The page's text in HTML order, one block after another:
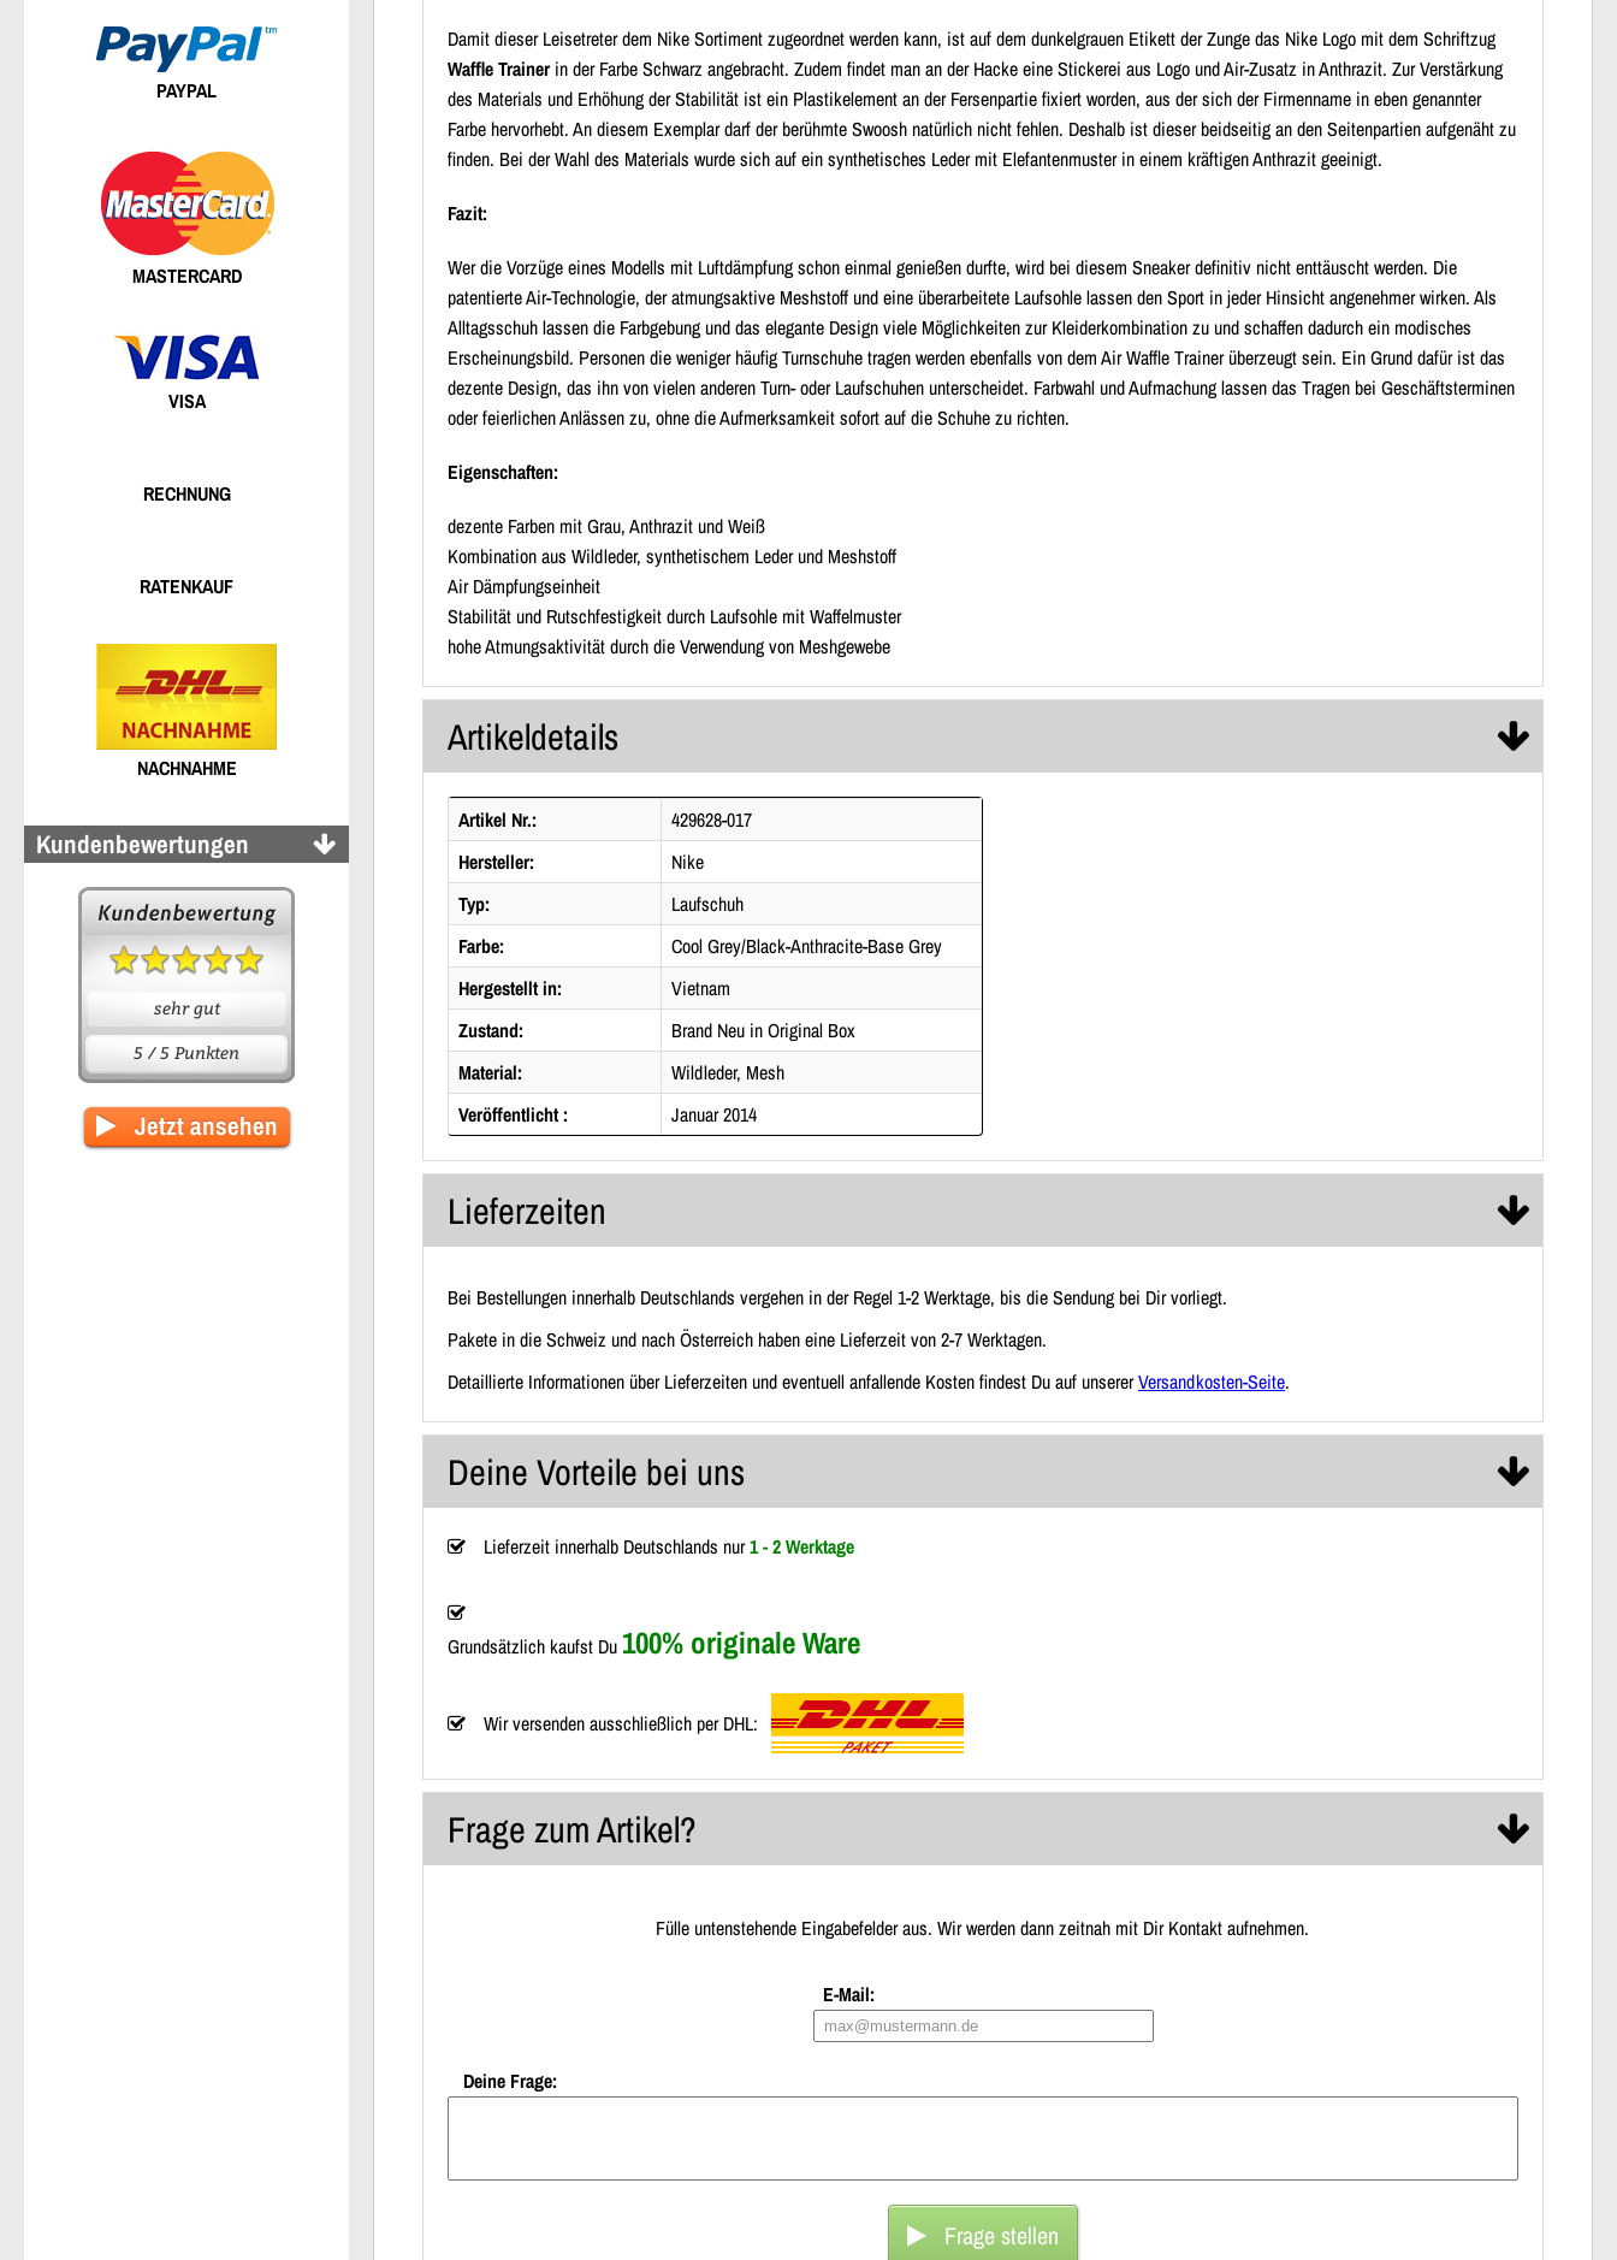
PAYPAL
MASTERCARD
VISA
RECHNUNG
RATENKAUF
NACHNAHME
Kundenbewertungen
sehr gut
5 / 5 Punkten
Jetzt ansehen
Damit dieser Leisetreter dem Nike Sortiment zugeordnet werden kann, ist auf dem dunkelgrauen Etikett der Zunge das Nike Logo mit dem Schriftzug
Waffle Trainer in der Farbe Schwarz angebracht. Zudem findet man an der Hacke eine Stickerei aus Logo und Air-Zusatz in Anthrazit. Zur Verstärkung
des Materials und Erhöhung der Stabilität ist ein Plastikelement an der Fersenpartie fixiert worden, aus der sich der Firmenname in eben genannter
Farbe hervorhebt. An diesem Exemplar darf der berühmte Swoosh natürlich nicht fehlen. Deshalb ist dieser beidseitig an den Seitenpartien aufgenäht zu
finden. Bei der Wahl des Materials wurde sich auf ein synthetisches Leder mit Elefantenmuster in einem kräftigen Anthrazit geeinigt.
Fazit:
Wer die Vorzüge eines Modells mit Luftdämpfung schon einmal genießen durfte, wird bei diesem Sneaker definitiv nicht enttäuscht werden. Die
patentierte Air-Technologie, der atmungsaktive Meshstoff und eine überarbeitete Laufsohle lassen den Sport in jeder Hinsicht angenehmer wirken. Als
Alltagsschuh lassen die Farbgebung und das elegante Design viele Möglichkeiten zur Kleiderkombination zu und schaffen dadurch ein modisches
Erscheinungsbild. Personen die weniger häufig Turnschuhe tragen werden ebenfalls von dem Air Waffle Trainer überzeugt sein. Ein Grund dafür ist das
dezente Design, das ihn von vielen anderen Turn- oder Laufschuhen unterscheidet. Farbwahl und Aufmachung lassen das Tragen bei Geschäftsterminen
oder feierlichen Anlässen zu, ohne die Aufmerksamkeit sofort auf die Schuhe zu richten.
Eigenschaften:
dezente Farben mit Grau, Anthrazit und Weiß
Kombination aus Wildleder, synthetischem Leder und Meshstoff
Air Dämpfungseinheit
Stabilität und Rutschfestigkeit durch Laufsohle mit Waffelmuster
hohe Atmungsaktivität durch die Verwendung von Meshgewebe
Artikeldetails
Artikel Nr.:
429628-017
Hersteller:
Nike
Typ:
Laufschuh
Farbe:
Cool Grey/Black-Anthracite-Base Grey
Hergestellt in:
Vietnam
Zustand:
Brand Neu in Original Box
Material:
Wildleder, Mesh
Veröffentlicht :
Januar 2014
Lieferzeiten
Bei Bestellungen innerhalb Deutschlands vergehen in der Regel 1-2 Werktage, bis die Sendung bei Dir vorliegt.
Pakete in die Schweiz und nach Österreich haben eine Lieferzeit von 2-7 Werktagen.
Detaillierte Informationen über Lieferzeiten und eventuell anfallende Kosten findest Du auf unsererVersandkosten-Seite.
Deine Vorteile bei uns
Lieferzeit innerhalb Deutschlands nur1 - 2 Werktage
Grundsätzlich kaufst Du 100% originale Ware
Wir versenden ausschließlich per DHL:
Frage zum Artikel?
Fülle untenstehende Eingabefelder aus. Wir werden dann zeitnah mit Dir Kontakt aufnehmen.
E-Mail:
Deine Frage:
Frage stellen